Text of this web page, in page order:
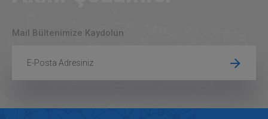
Mail Bültenimize Kaydolun